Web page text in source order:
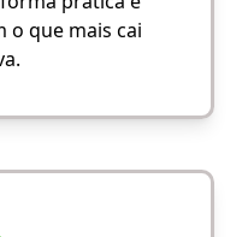
o que mais cai